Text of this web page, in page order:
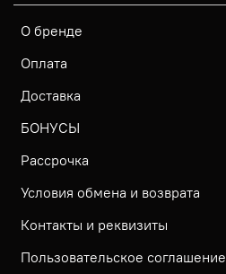
О бренде
Оплата
Доставка
БОНУСЫ
Рассрочка
Условия обмена и возврата
Контакты и реквизиты
Пользовательское соглашение